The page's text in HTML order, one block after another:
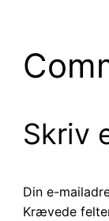
Skriv
Din e-
Krævede